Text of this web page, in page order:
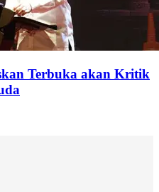
Terbuka akan Kritik